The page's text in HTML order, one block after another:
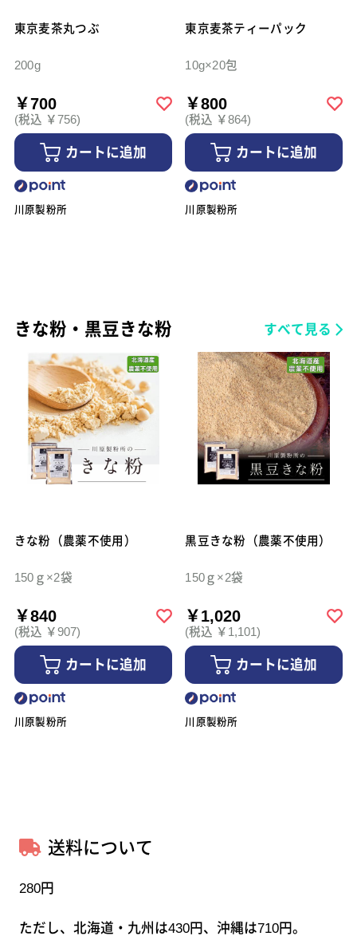
東京麦茶丸つぶ
200g
￥700
(税込 ￥756)
カートに追加
川原製粉所
東京麦茶ティーパック
10g×20包
￥800
(税込 ￥864)
カートに追加
川原製粉所
きな粉・黒豆きな粉 すべて見る
きな粉（農薬不使用）
150ｇ×2袋
￥840
(税込 ￥907)
カートに追加
川原製粉所
黒豆きな粉（農薬不使用）
150ｇ×2袋
￥1,020
(税込 ￥1,101)
カートに追加
川原製粉所